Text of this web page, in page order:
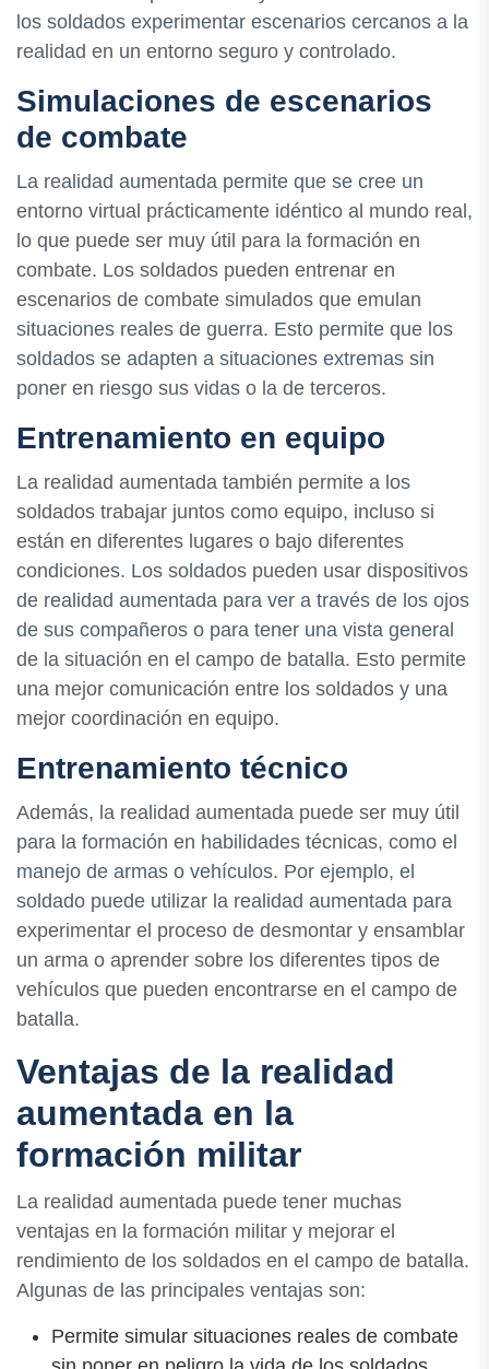
los soldados experimentar escenarios cercanos a la
realidad en un entorno seguro y controlado.
Simulaciones de escenarios
de combate
La realidad aumentada permite que se cree un
entorno virtual prácticamente idéntico al mundo real,
lo que puede ser muy útil para la formación en
combate. Los soldados pueden entrenar en
escenarios de combate simulados que emulan
situaciones reales de guerra. Esto permite que los
soldados se adapten a situaciones extremas sin
poner en riesgo sus vidas o la de terceros.
Entrenamiento en equipo
La realidad aumentada también permite a los
soldados trabajar juntos como equipo, incluso si
están en diferentes lugares o bajo diferentes
condiciones. Los soldados pueden usar dispositivos
de realidad aumentada para ver a través de los ojos
de sus compañeros o para tener una vista general
de la situación en el campo de batalla. Esto permite
una mejor comunicación entre los soldados y una
mejor coordinación en equipo.
Entrenamiento técnico
Además, la realidad aumentada puede ser muy útil
para la formación en habilidades técnicas, como el
manejo de armas o vehículos. Por ejemplo, el
soldado puede utilizar la realidad aumentada para
experimentar el proceso de desmontar y ensamblar
un arma o aprender sobre los diferentes tipos de
vehículos que pueden encontrarse en el campo de
batalla.
Ventajas de la realidad
aumentada en la
formación militar
La realidad aumentada puede tener muchas
ventajas en la formación militar y mejorar el
rendimiento de los soldados en el campo de batalla.
Algunas de las principales ventajas son:
Permite simular situaciones reales de combate